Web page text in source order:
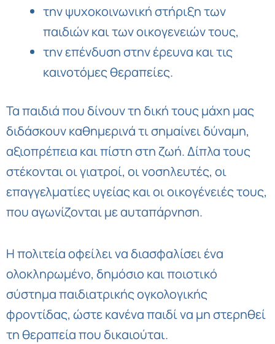
την ψυχοκοινωνική στήριξη των
παιδιών και των οικογενειών τους,
την επένδυση στην έρευνα και τις
καινοτόμες θεραπείες.
Τα παιδιά που δίνουν τη δική τους μάχη μας
διδάσκουν καθημερινά τι σημαίνει δύναμη,
αξιοπρέπεια και πίστη στη ζωή. Δίπλα τους
στέκονται οι γιατροί, οι νοσηλευτές, οι
επαγγελματίες υγείας και οι οικογένειές τους,
που αγωνίζονται με αυταπάρνηση.
Η πολιτεία οφείλει να διασφαλίσει ένα
ολοκληρωμένο, δημόσιο και ποιοτικό
σύστημα παιδιατρικής ογκολογικής
φροντίδας, ώστε κανένα παιδί να μη στερηθεί
τη θεραπεία που δικαιούται.